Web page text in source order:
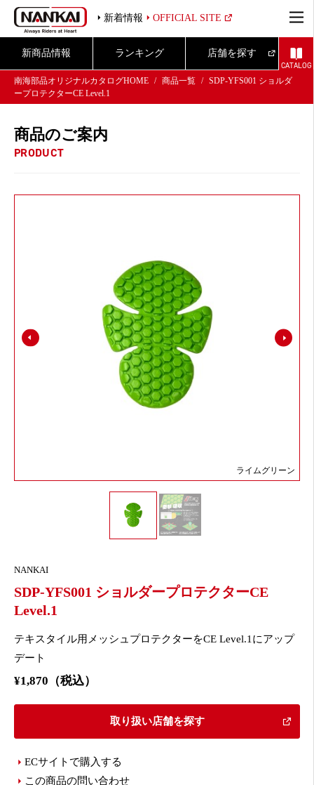
新着情報 OFFICIAL SITE
新商品情報 ランキング 店舗を探す
CATALOG
南海部品オリジナルカタログHOME
商品一覧
SDP-YFS001 ショルダ
ープロテクターCE Level.1
商品のご案内
PRODUCT
ライムグリーン
NANKAI
SDP-YFS001 ショルダープロテクターCE
Level.1
テキスタイル用メッシュプロテクターをCE Level.1にアップ
デート
¥1,870（税込）
取り扱い店舗を探す
ECサイトで購入する
この商品の問い合わせ